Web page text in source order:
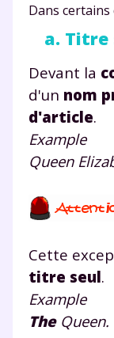
Dans
a. Titre
Devant la
d'un nom
d'article.
Example
Queen
Cette
titre seul.
Example
TheQueen.